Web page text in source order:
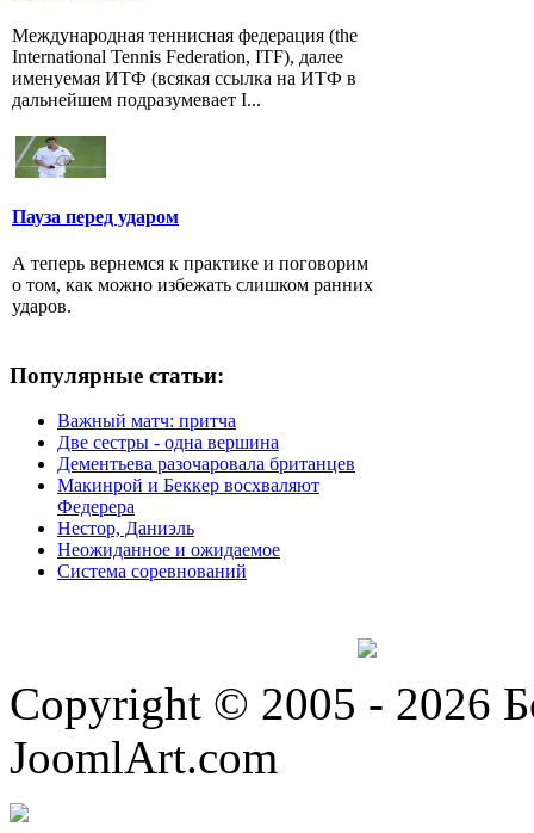
Международная теннисная федерация (the
International Tennis Federation, ITF), далее
именуемая ИТФ (всякая ссылка на ИТФ в
дальнейшем подразумевает I...
Пауза перед ударом
А теперь вернемся к практике и поговорим
о том, как можно избежать слишком ранних
ударов.
Популярные статьи:
Важный матч: притча
Две сестры - одна вершина
Дементьева разочаровала британцев
Макинрой и Беккер восхваляют
Федерера
Нестор, Даниэль
Неожиданное и ожидаемое
Система соревнований
Copyright © 2005 - 2026
JoomlArt.com